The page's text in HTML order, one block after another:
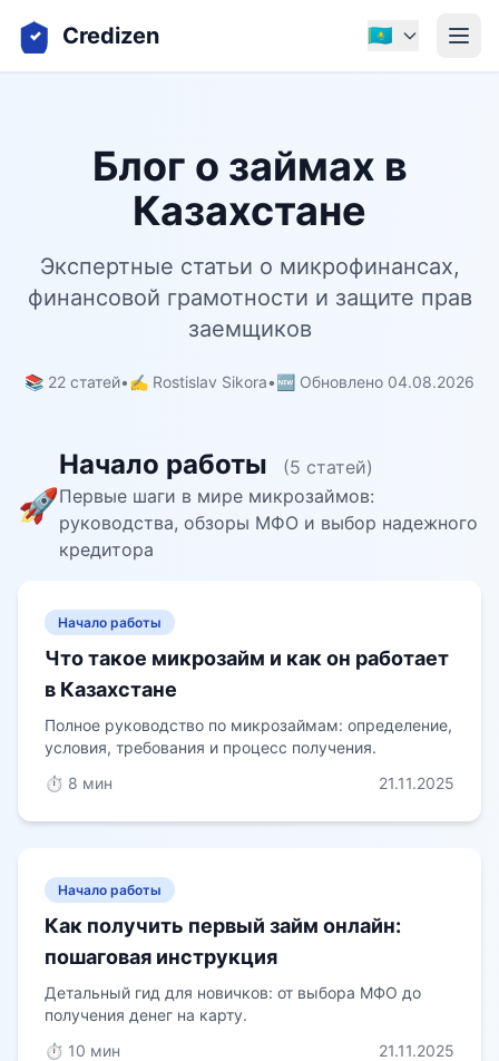
Credizen 🇰🇿
Блог о займах в
Казахстане
Экспертные статьи о микрофинансах,
финансовой грамотности и защите прав
заемщиков
📚 22 статей•✍️ Rostislav Sikora• 🆕 Обновлено 04.08.2026
🚀
Начало работы
(5 статей)
Первые шаги в мире микрозаймов:
руководства, обзоры МФО и выбор надежного
кредитора
Начало работы
Что такое микрозайм и как он работает
в Казахстане
Полное руководство по микрозаймам: определение,
условия, требования и процесс получения.
⏱️ 8 мин
21.11.2025
Начало работы
Как получить первый займ онлайн:
пошаговая инструкция
Детальный гид для новичков: от выбора МФО до
получения денег на карту.
⏱️ 10 мин
21.11.2025